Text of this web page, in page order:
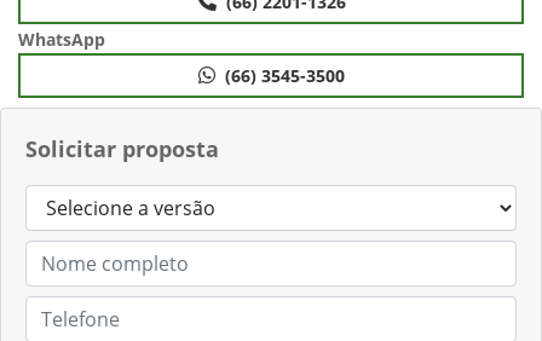
Solicitar proposta
WhatsApp
(66) 3545-3500